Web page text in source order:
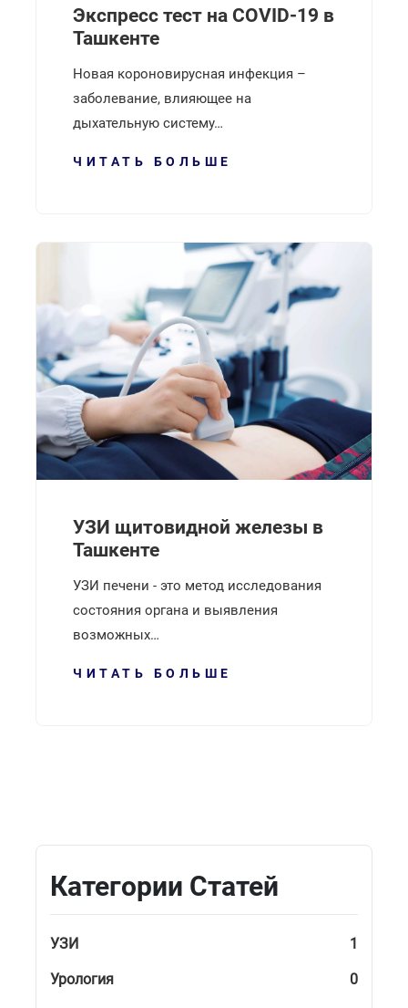
Категории Статей
УЗИ 1
Урология 0
Экспресс тест на СОVID-19 в
Ташкенте
Новая короновирусная инфекция –
заболевание, влияющее на
дыхательную систему…
ЧИТАТЬ БОЛЬШЕ
УЗИ щитовидной железы в
Ташкенте
УЗИ печени - это метод исследования
состояния органа и выявления
возможных…
ЧИТАТЬ БОЛЬШЕ